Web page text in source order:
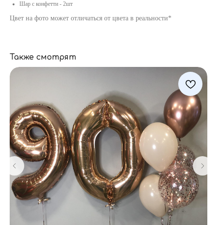
Шар с конфетти - 2шт
Цвет на фото может отличаться от цвета в реальности*
Также смотрят